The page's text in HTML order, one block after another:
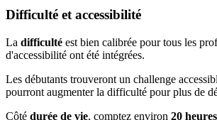
Difficulté et accessibilité
La difficulté est bien calibrée pour tous les
d'accessibilité ont été intégrées.
Les débutants trouveront un challenge
pourront augmenter la difficulté pour plus de
Côté durée de vie, comptez environ 20 heures